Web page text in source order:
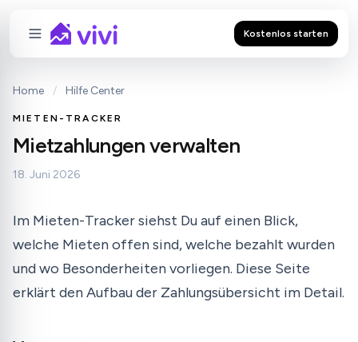
Kostenlos starten
Home / Hilfe Center
MIETEN-TRACKER
Mietzahlungen verwalten
18. Juni 2026
Im Mieten-Tracker siehst Du auf einen Blick,
welche Mieten offen sind, welche bezahlt wurden
und wo Besonderheiten vorliegen. Diese Seite
erklärt den Aufbau der Zahlungsübersicht im Detail.